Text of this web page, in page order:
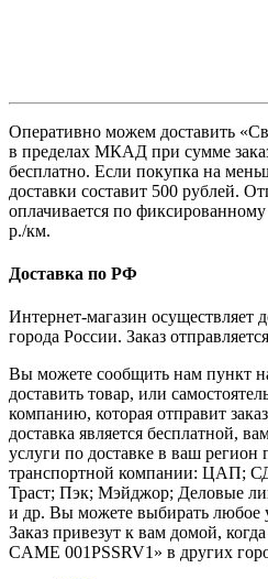
Оперативно можем доставить
в пределах МКАД при сумме
бесплатно. Если покупка на
доставки составит 500 рублей.
оплачивается по
р./км.
Доставка по РФ
Интернет-магазин осуществляет
города России. Заказ
Вы можете сообщить нам пункт
доставить товар, или
компанию, которая отправит
доставка является бесплатной,
услуги по доставке в ваш регион
транспортной компании: ЦАП;
Траст; Пэк; Мэйджор; Деловые
и др. Вы можете выбирать любое
Заказ привезут к вам домой,
CAME 001PSSRV1» в других